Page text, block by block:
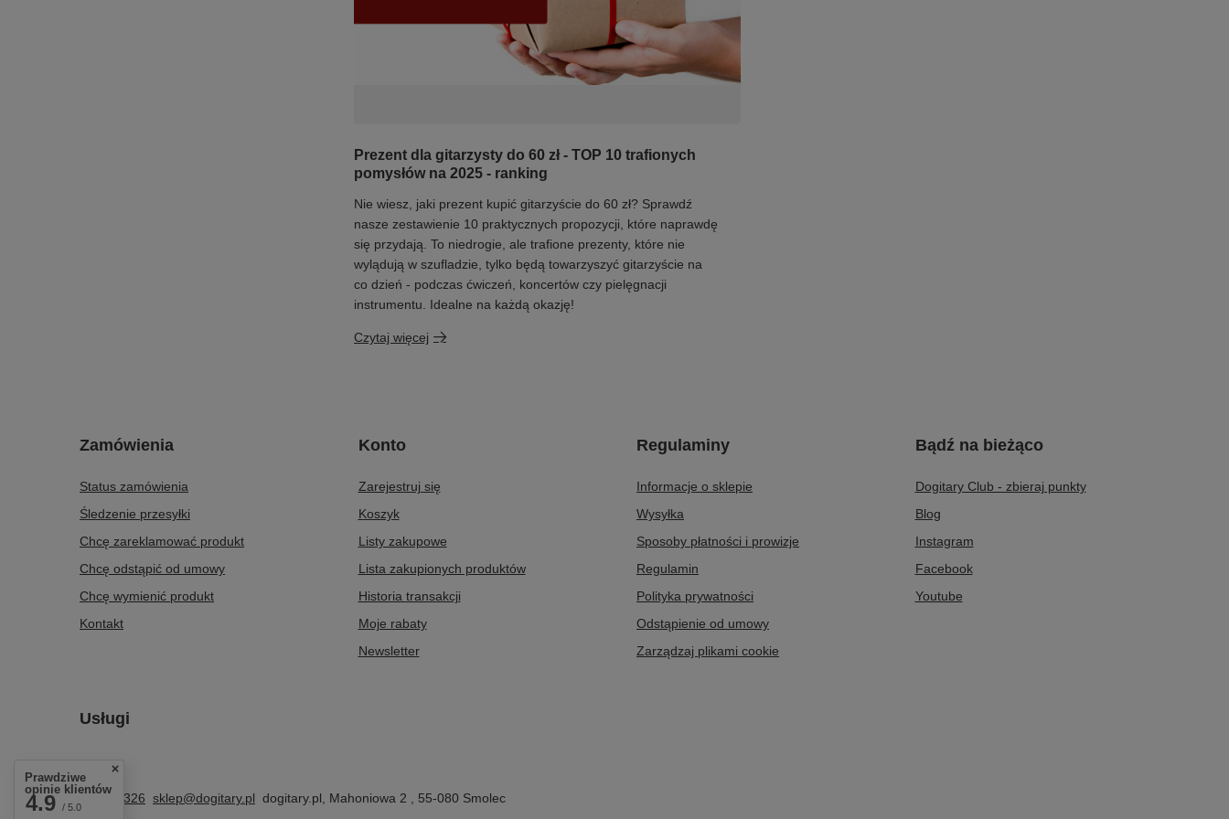
Prezent dla gitarzysty do 60 zł - TOP 10 trafionych
pomysłów na 2025 - ranking
Nie wiesz, jaki prezent kupić gitarzyście do 60 zł? Sprawdź
nasze zestawienie 10 praktycznych propozycji, które naprawdę
się przydają. To niedrogie, ale trafione prezenty, które nie
wylądują w szufladzie, tylko będą towarzyszyć gitarzyście na
co dzień - podczas ćwiczeń, koncertów czy pielęgnacji
instrumentu. Idealne na każdą okazję!
Czytaj więcej
Zamówienia
Status zamówienia
Śledzenie przesyłki
Chcę zareklamować produkt
Chcę odstąpić od umowy
Chcę wymienić produkt
Kontakt
Konto
Zarejestruj się
Koszyk
Listy zakupowe
Lista zakupionych produktów
Historia transakcji
Moje rabaty
Newsletter
Regulaminy
Informacje o sklepie
Wysyłka
Sposoby płatności i prowizje
Regulamin
Polityka prywatności
Odstąpienie od umowy
Zarządzaj plikami cookie
Bądź na bieżąco
Dogitary Club - zbieraj punkty
Blog
Instagram
Facebook
Youtube
Usługi
603663326 sklep@dogitary.pl dogitary.pl Mahoniowa 2 55-080 Smolec
Prawdziwe
opinie klientów
4.9 / 5.0